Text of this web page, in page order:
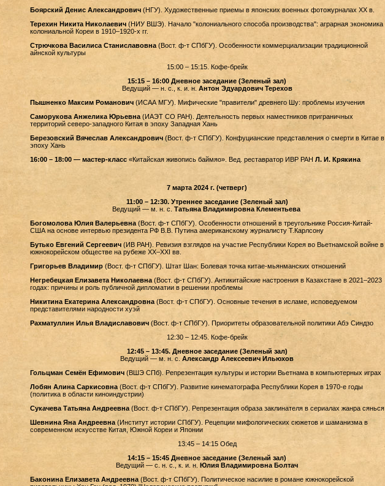
Боярский Денис Александрович(НГУ). Художественные приемы в японских военных фотожурналах XX в.
Терехин Никита Николаевич (НИУ ВШЭ). Начало "колониального способа производства": аграрная экономика
колониальной Кореи в 1910–1920-х гг.
Стрючкова Василиса Станиславовна(Вост. ф-т СПбГУ). Особенности коммерциализации традиционной
айнской культуры
15:00 – 15:15. Кофе-брейк
15:15 – 16:00 Дневное заседание (Зеленый зал)
Ведущий — н. с., к. и. н. Антон Эдуардович Терехов
Пышненко Максим Романович(ИСАА МГУ). Мифические "правители" древнего Шу: проблемы изучения
Саморукова Анжелика Юрьевна(ИАЭТ СО РАН). Деятельность первых наместников приграничных
территорий северо-западного Китая в эпоху Западная Хань
Березовский Вячеслав Александрович(Вост. ф-т СПбГУ). Конфуцианские представления о смерти в Китае в
эпоху Хань
16:00 – 18:00 — мастер-класс «Китайская живопись баймяо». Вед. реставратор ИВР РАН Л. И. Крякина
7 марта 2024 г. (четверг)
11:00 – 12:30. Утреннее заседание (Зеленый зал)
Ведущий — м. н. с. Татьяна Владимировна Клементьева
Богомолова Юлия Валерьевна(Вост. ф-т СПбГУ). Особенности отношений в треугольнике Россия-Китай-
США на основе интервью президента РФ В.В. Путина американскому журналисту Т.Карлсону
Бутько Евгений Сергеевич(ИВ РАН). Ревизия взглядов на участие Республики Корея во Вьетнамской войне в
южнокорейском обществе на рубеже XX–XXI вв.
Григорьев Владимир (Вост. ф-т СПбГУ). Штат Шан: Болевая точка китае-мьянманских отношений
Негребецкая Елизавета Николаевна(Вост. ф-т СПбГУ). Антикитайские настроения в Казахстане в 2021–2023
годах: причины и роль публичной дипломатии в решении проблемы
Никитина Екатерина Александровна(Вост. ф-т СПбГУ). Основные течения в исламе, исповедуемом
представителями народности хуэй
Рахматуллин Илья Владиславович (Вост. ф-т СПбГУ). Приоритеты образовательной политики Абэ Синдзо
12:30 – 12:45. Кофе-брейк
12:45 – 13:45. Дневное заседание (Зеленый зал)
Ведущий — м. н. с. Александр Алексеевич Ильюхов
Гольцман Семён Ефимович(ВШЭ СПб). Репрезентация культуры и истории Вьетнама в компьютерных играх
Лобян Алина Саркисовна(Вост. ф-т СПбГУ). Развитие кинематографа Республики Корея в 1970-е годы
(политика в области киноиндустрии)
Сукачева Татьяна Андреевна(Вост. ф-т СПбГУ). Репрезентация образа заклинателя в сериалах жанра сянься
Шевнина Яна Андреевна(Институт истории СПбГУ). Рецепции мифологических сюжетов и шаманизма в
современном искусстве Китая, Южной Кореи и Японии
13:45 – 14:15 Обед
14:15 – 15:45 Дневное заседание (Зеленый зал)
Ведущий — с. н. с., к. и. н. Юлия Владимировна Болтач
Баконина Елизавета Андреевна (Вост. ф-т СПбГУ). Политическое насилие в романе южнокорейской